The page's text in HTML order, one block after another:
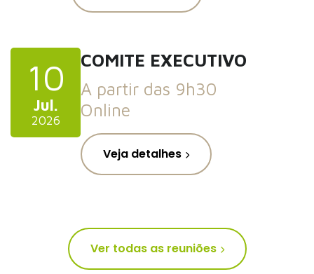
10
Jul.
2026
COMITE EXECUTIVO
A partir das 9h30
Online
Veja detalhes
Ver todas as reuniões